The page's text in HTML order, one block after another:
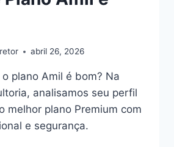
abril 26, 2026
plano Amil é bom? Na
analisamos seu perfil
melhor plano Premium com
e segurança.